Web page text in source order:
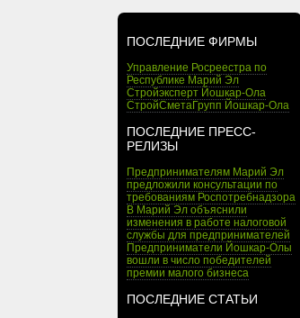
ПОСЛЕДНИЕ ФИРМЫ
Управление Росреестра по
Республике Марий Эл
Стройэксперт Йошкар-Ола
СтройСметаГрупп Йошкар-Ола
ПОСЛЕДНИЕ ПРЕСС-
РЕЛИЗЫ
Предпринимателям Марий Эл
предложили консультации по
требованиям Роспотребнадзора
В Марий Эл объяснили
изменения в работе налоговой
службы для предпринимателей
Предприниматели Йошкар-Олы
вошли в число победителей
премии малого бизнеса
ПОСЛЕДНИЕ СТАТЬИ